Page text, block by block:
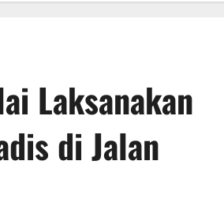
Laksanakan
di Jalan